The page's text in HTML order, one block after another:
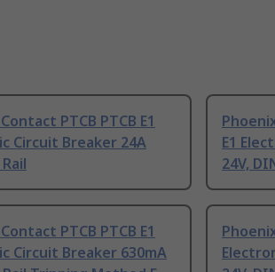
PTCB PTCB E1
Circuit Breaker 24A
E1
24V,
PTCB PTCB E1
Circuit Breaker 630mA